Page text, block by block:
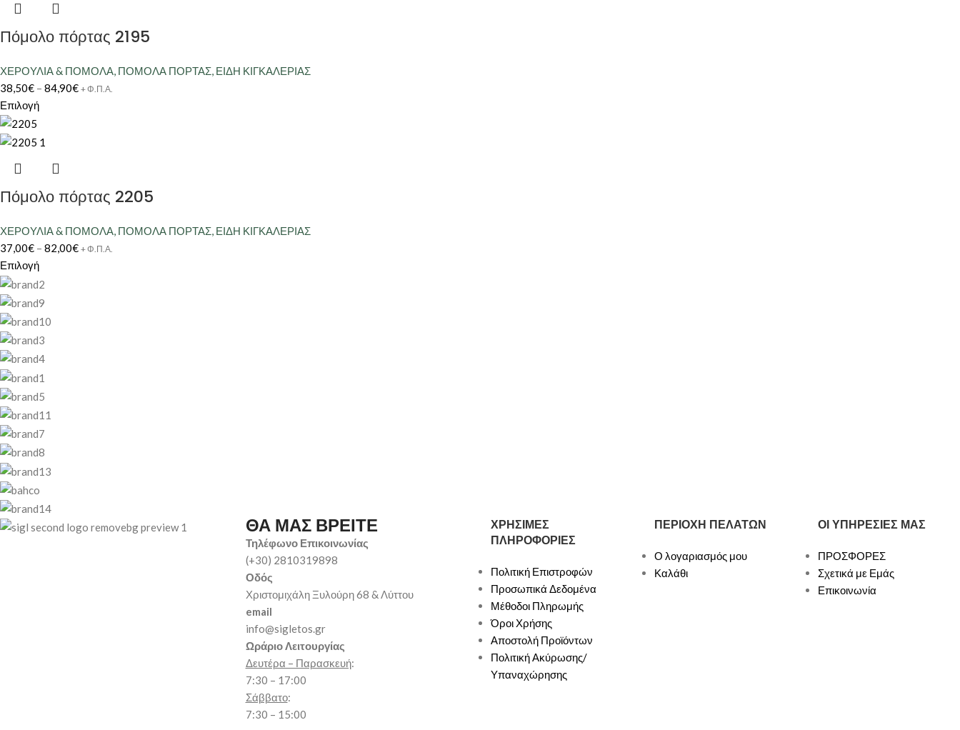
Πόμολο πόρτας 2195
ΧΕΡΟΥΛΙΑ & ΠΟΜΟΛΑ, ΠΟΜΟΛΑ ΠΟΡΤΑΣ, ΕΙΔΗ ΚΙΓΚΑΛΕΡΙΑΣ
38,50€ – 84,90€ + Φ.Π.Α.
Επιλογή
Πόμολο πόρτας 2205
ΧΕΡΟΥΛΙΑ & ΠΟΜΟΛΑ, ΠΟΜΟΛΑ ΠΟΡΤΑΣ, ΕΙΔΗ ΚΙΓΚΑΛΕΡΙΑΣ
37,00€ – 82,00€ + Φ.Π.Α.
Επιλογή
ΘΑ ΜΑΣ ΒΡΕΙΤΕ
Τηλέφωνο Επικοινωνίας
(+30) 2810319898
Οδός
Χριστομιχάλη Ξυλούρη 68 & Λύττου
email
info@sigletos.gr
Ωράριο Λειτουργίας
Δευτέρα – Παρασκευή:
7:30 – 17:00
Σάββατο:
7:30 – 15:00
ΧΡΗΣΙΜΕΣ
ΠΛΗΡΟΦΟΡΙΕΣ
Πολιτική Επιστροφών
Προσωπικά Δεδομένα
Μέθοδοι Πληρωμής
Όροι Χρήσης
Αποστολή Προϊόντων
Πολιτική Ακύρωσης/
Υπαναχώρησης
ΠΕΡΙΟΧΗ ΠΕΛΑΤΩΝ
Ο λογαριασμός μου
Καλάθι
ΟΙ ΥΠΗΡΕΣΙΕΣ ΜΑΣ
ΠΡΟΣΦΟΡΕΣ
Σχετικά με Εμάς
Επικοινωνία